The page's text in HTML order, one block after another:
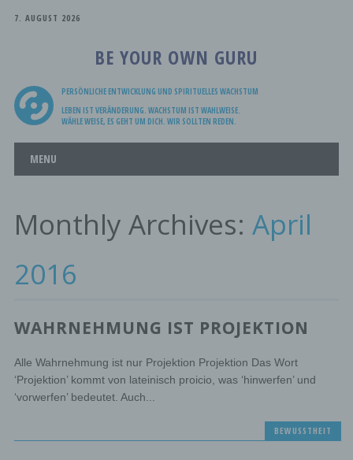
7. AUGUST 2026
BE YOUR OWN GURU
PERSÖNLICHE ENTWICKLUNG UND SPIRITUELLES WACHSTUM
LEBEN IST VERÄNDERUNG. WACHSTUM IST WAHLWEISE.
WÄHLE WEISE, ES GEHT UM DICH. WIR SOLLTEN REDEN.
Main menu
MENU
Monthly Archives: April
2016
WAHRNEHMUNG IST PROJEKTION
Alle Wahrnehmung ist nur Projektion Projektion Das Wort
‘Projektion’ kommt von lateinisch proicio, was ‘hinwerfen’ und
‘vorwerfen’ bedeutet. Auch...
BEWUSSTHEIT